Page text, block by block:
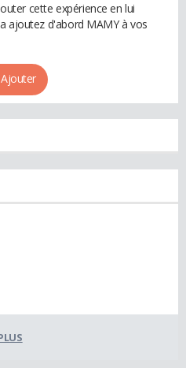
cette expérience en lui
ajoutez d'abord MAMY à vos
Ajouter